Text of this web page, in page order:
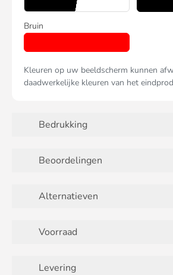
Bruin
Kleuren op uw beeldscherm kunnen
daadwerkelijke kleuren van het
Bedrukking
Beoordelingen
Alternatieven
Voorraad
Levering